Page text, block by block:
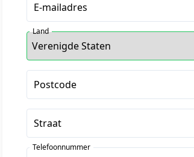
E-mailadres
Land
Postcode
Straat
Telefoonnummer